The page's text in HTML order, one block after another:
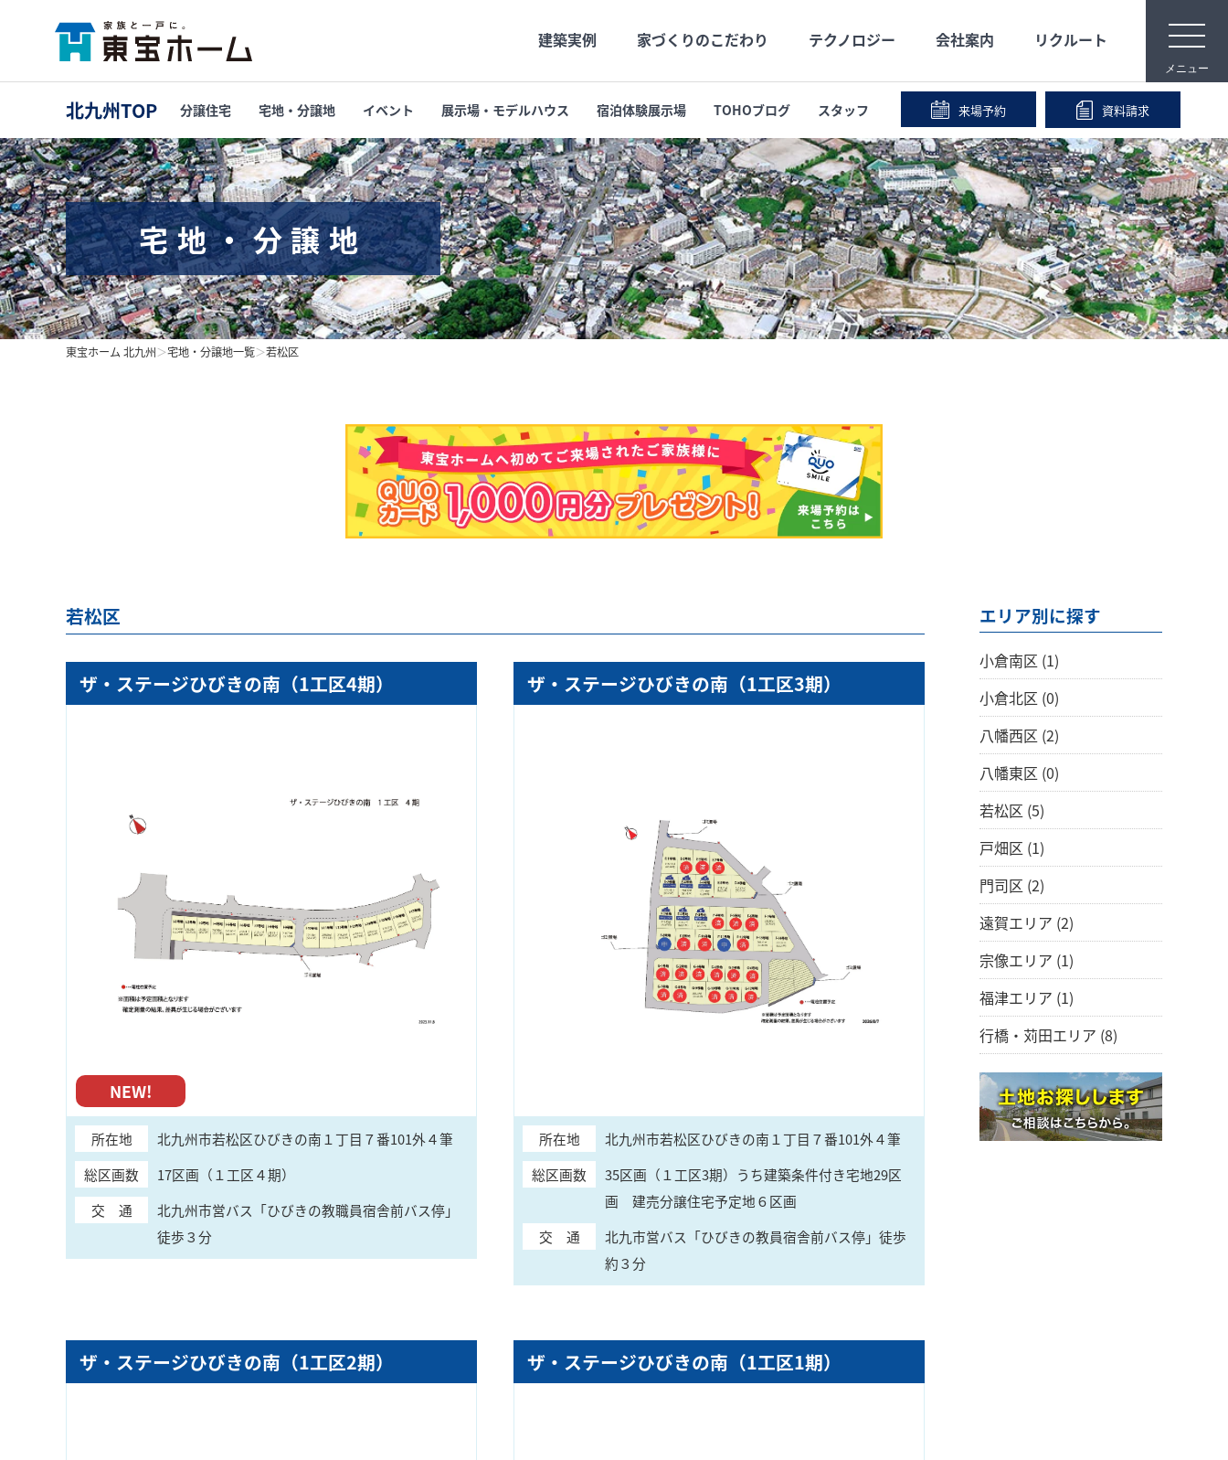
t
o
g
l
v
i
g
a
t
i
o
n
メニュー
建築実例 家づくりのこだわり
宿泊体験
テクノロジー 会社案内
メディア映像
事業内容
会社概要
支店・営業所 IR情報 会社沿革
リクルート
北九州TOP 分譲住宅 宅地・分譲地 イベント 展示場・モデルハウス 宿泊体験展示場 TOHOブログ スタッフ 来場予約 資料請求
宅地・分譲地
東宝ホーム 北九州＞宅地・分譲地一覧＞若松区
若松区
ザ・ステージひびきの南（1工区4期）
NEW!
所在地
北九州市若松区ひびきの南１丁目７番101外４筆
総区画数
17区画（１工区４期）
交 通
北九州市営バス「ひびきの教職員宿舎前バス停」
徒歩３分
ザ・ステージひびきの南（1工区3期）
所在地
北九州市若松区ひびきの南１丁目７番101外４筆
総区画数
35区画（１工区3期）うち建築条件付き宅地29区
画 建売分譲住宅予定地６区画
交 通
北九市営バス「ひびきの教員宿舎前バス停」徒歩
約３分
ザ・ステージひびきの南（1工区2期） ザ・ステージひびきの南（1工区1期）
エリア別に探す
小倉南区 (1)
小倉北区 (0)
八幡西区 (2)
八幡東区 (0)
若松区 (5)
戸畑区 (1)
門司区 (2)
遠賀エリア (2)
宗像エリア (1)
福津エリア (1)
行橋・苅田エリア (8)